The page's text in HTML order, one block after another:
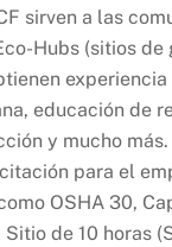
sirven a las
Hubs (sitios
educación de
y mucho
para el
OSHA 30,
de 10 horas